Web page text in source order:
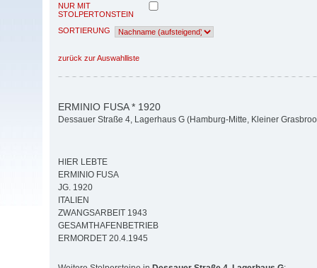
NUR MIT
STOLPERTONSTEIN
SORTIERUNG
zurück zur Auswahlliste
ERMINIO FUSA * 1920
Dessauer Straße 4, Lagerhaus G (Hamburg-Mitte, Kleiner
HIER LEBTE
ERMINIO FUSA
JG. 1920
ITALIEN
ZWANGSARBEIT 1943
GESAMTHAFENBETRIEB
ERMORDET 20.4.1945